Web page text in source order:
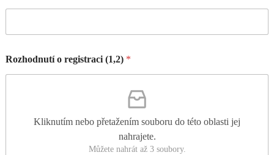
Rozhodnutí o registraci (1,2) *
Kliknutím nebo přetažením souboru do této oblasti jej
nahrajete.
Můžete nahrát až 3 soubory.